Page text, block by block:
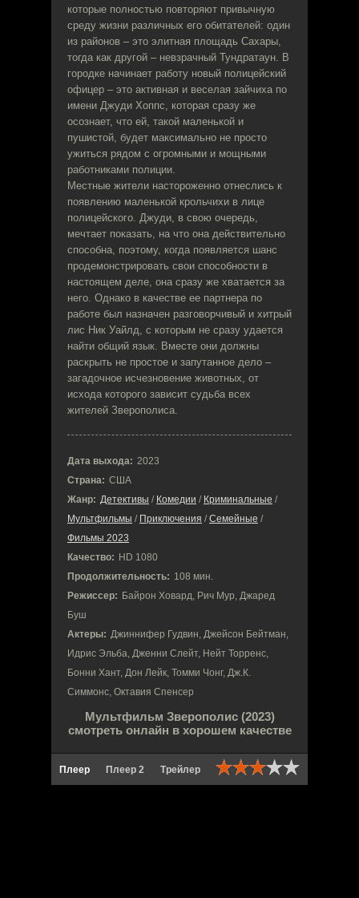
которые полностью повторяют привычную
среду жизни различных его обитателей: один
из районов – это элитная площадь Сахары,
тогда как другой – невзрачный Тундратаун. В
городке начинает работу новый полицейский
офицер – это активная и веселая зайчиха по
имени Джуди Хоппс, которая сразу же
осознает, что ей, такой маленькой и
пушистой, будет максимально не просто
ужиться рядом с огромными и мощными
работниками полиции.
Местные жители настороженно отнеслись к
появлению маленькой крольчихи в лице
полицейского. Джуди, в свою очередь,
мечтает показать, на что она действительно
способна, поэтому, когда появляется шанс
продемонстрировать свои способности в
настоящем деле, она сразу же хватается за
него. Однако в качестве ее партнера по
работе был назначен разговорчивый и хитрый
лис Ник Уайлд, с которым не сразу удается
найти общий язык. Вместе они должны
раскрыть не простое и запутанное дело –
загадочное исчезновение животных, от
исхода которого зависит судьба всех
жителей Зверополиса.
Дата выхода: 2023
Страна: США
Жанр: Детективы / Комедии / Криминальные /
Мультфильмы / Приключения / Семейные /
Фильмы 2023
Качество: HD 1080
Продолжительность: 108 мин.
Режиссер: Байрон Ховард, Рич Мур, Джаред
Буш
Актеры: Джиннифер Гудвин, Джейсон Бейтман,
Идрис Эльба, Дженни Слейт, Нейт Торренс,
Бонни Хант, Дон Лейк, Томми Чонг, Дж.К.
Симмонс, Октавия Спенсер
Мультфильм Зверополис (2023)
смотреть онлайн в хорошем качестве
Плеер Плеер 2 Трейлер